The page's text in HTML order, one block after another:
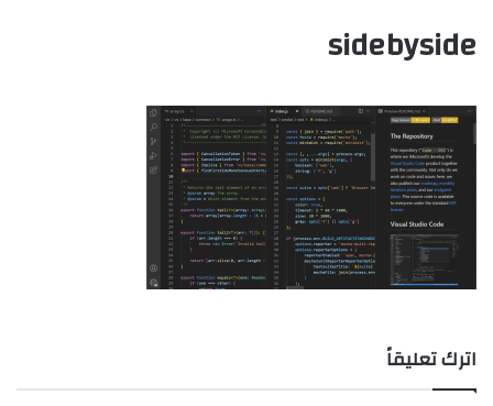
sidebyside
اترك تعليقاً